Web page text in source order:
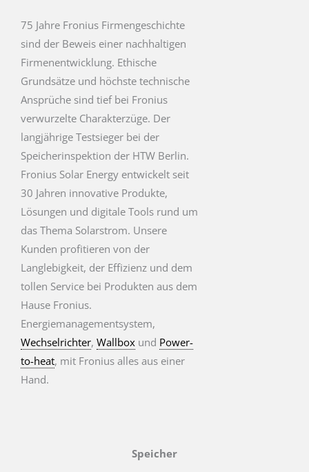
75 Jahre Fronius Firmengeschichte
sind der Beweis einer nachhaltigen
Firmenentwicklung. Ethische
Grundsätze und höchste technische
Ansprüche sind tief bei Fronius
verwurzelte Charakterzüge. Der
langjährige Testsieger bei der
Speicherinspektion der HTW Berlin.
Fronius Solar Energy entwickelt seit
30 Jahren innovative Produkte,
Lösungen und digitale Tools rund um
das Thema Solarstrom. Unsere
Kunden profitieren von der
Langlebigkeit, der Effizienz und dem
tollen Service bei Produkten aus dem
Hause Fronius.
Energiemanagementsystem,
Wechselrichter, Wallbox und Power-
to-heat, mit Fronius alles aus einer
Hand.
Speicher